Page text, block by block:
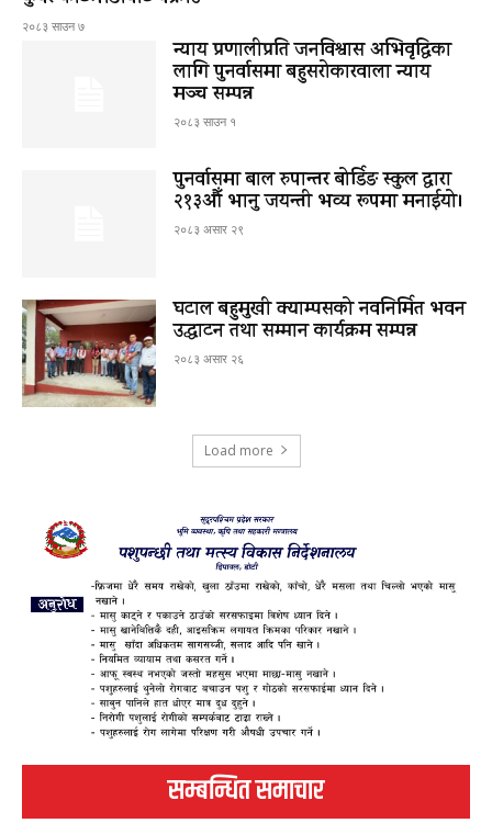
२०८३ साउन ७
न्याय प्रणालीप्रति जनविश्वास अभिवृद्धिका
लागि पुनर्वासमा बहुसरोकारवाला न्याय
मञ्च सम्पन्न
२०८३ साउन १
पुनर्वासमा बाल रुपान्तर बोर्डिङ स्कुल द्धारा
२१३औँ भानु जयन्ती भव्य रूपमा मनाईयो।
२०८३ असार २९
घटाल बहुमुखी क्याम्पसको नवनिर्मित भवन
उद्घाटन तथा सम्मान कार्यक्रम सम्पन्न
२०८३ असार २६
Load more
सम्बन्धित समाचार